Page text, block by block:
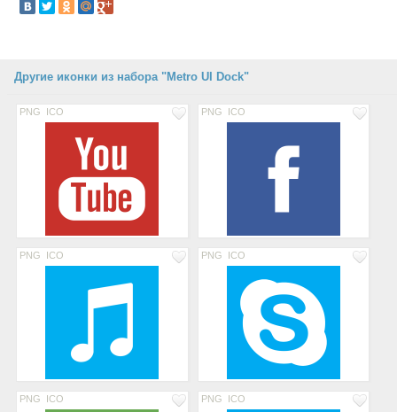
Другие иконки из набора "Metro UI Dock"
PNG ICO PNG ICO
PNG ICO PNG ICO
PNG ICO PNG ICO